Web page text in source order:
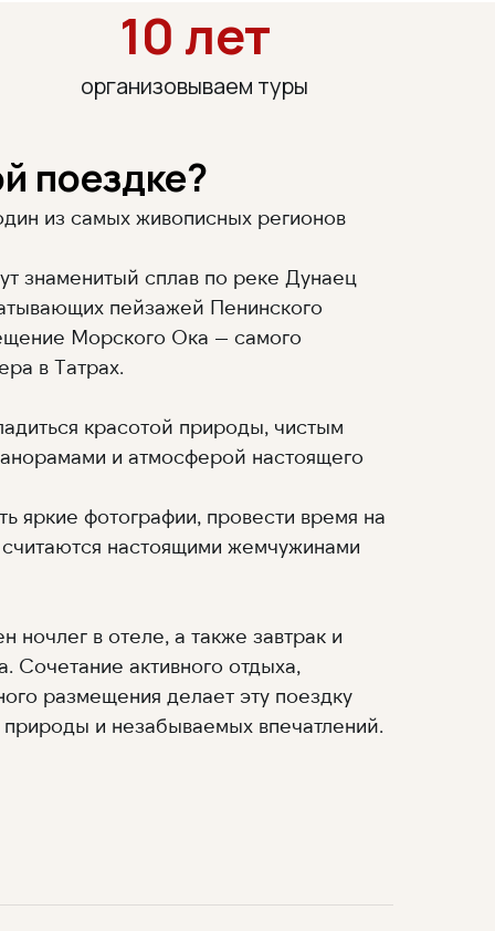
10 лет
организовываем туры
поездке?
из самых живописных регионов
знаменитый сплав по реке Дунаец
пейзажей Пенинского
Морского Ока — самого
в Татрах.
красотой природы, чистым
и атмосферой настоящего
яркие фотографии, провести время на
настоящими жемчужинами
ночлег в отеле, а также завтрак и
Сочетание активного отдыха,
размещения делает эту поездку
и незабываемых впечатлений.